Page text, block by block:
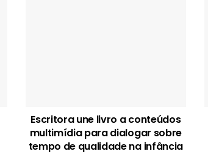
Escritora une livro a conteúdos
multimídia para dialogar sobre
tempo de qualidade na infância